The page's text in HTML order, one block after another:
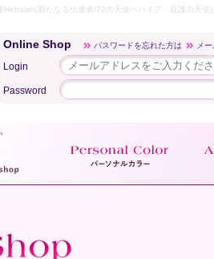
新たなる伝達者/72の天使ヘハイア・庇護の天
Online Shop パスワードを忘れた方は メ
Login
Password